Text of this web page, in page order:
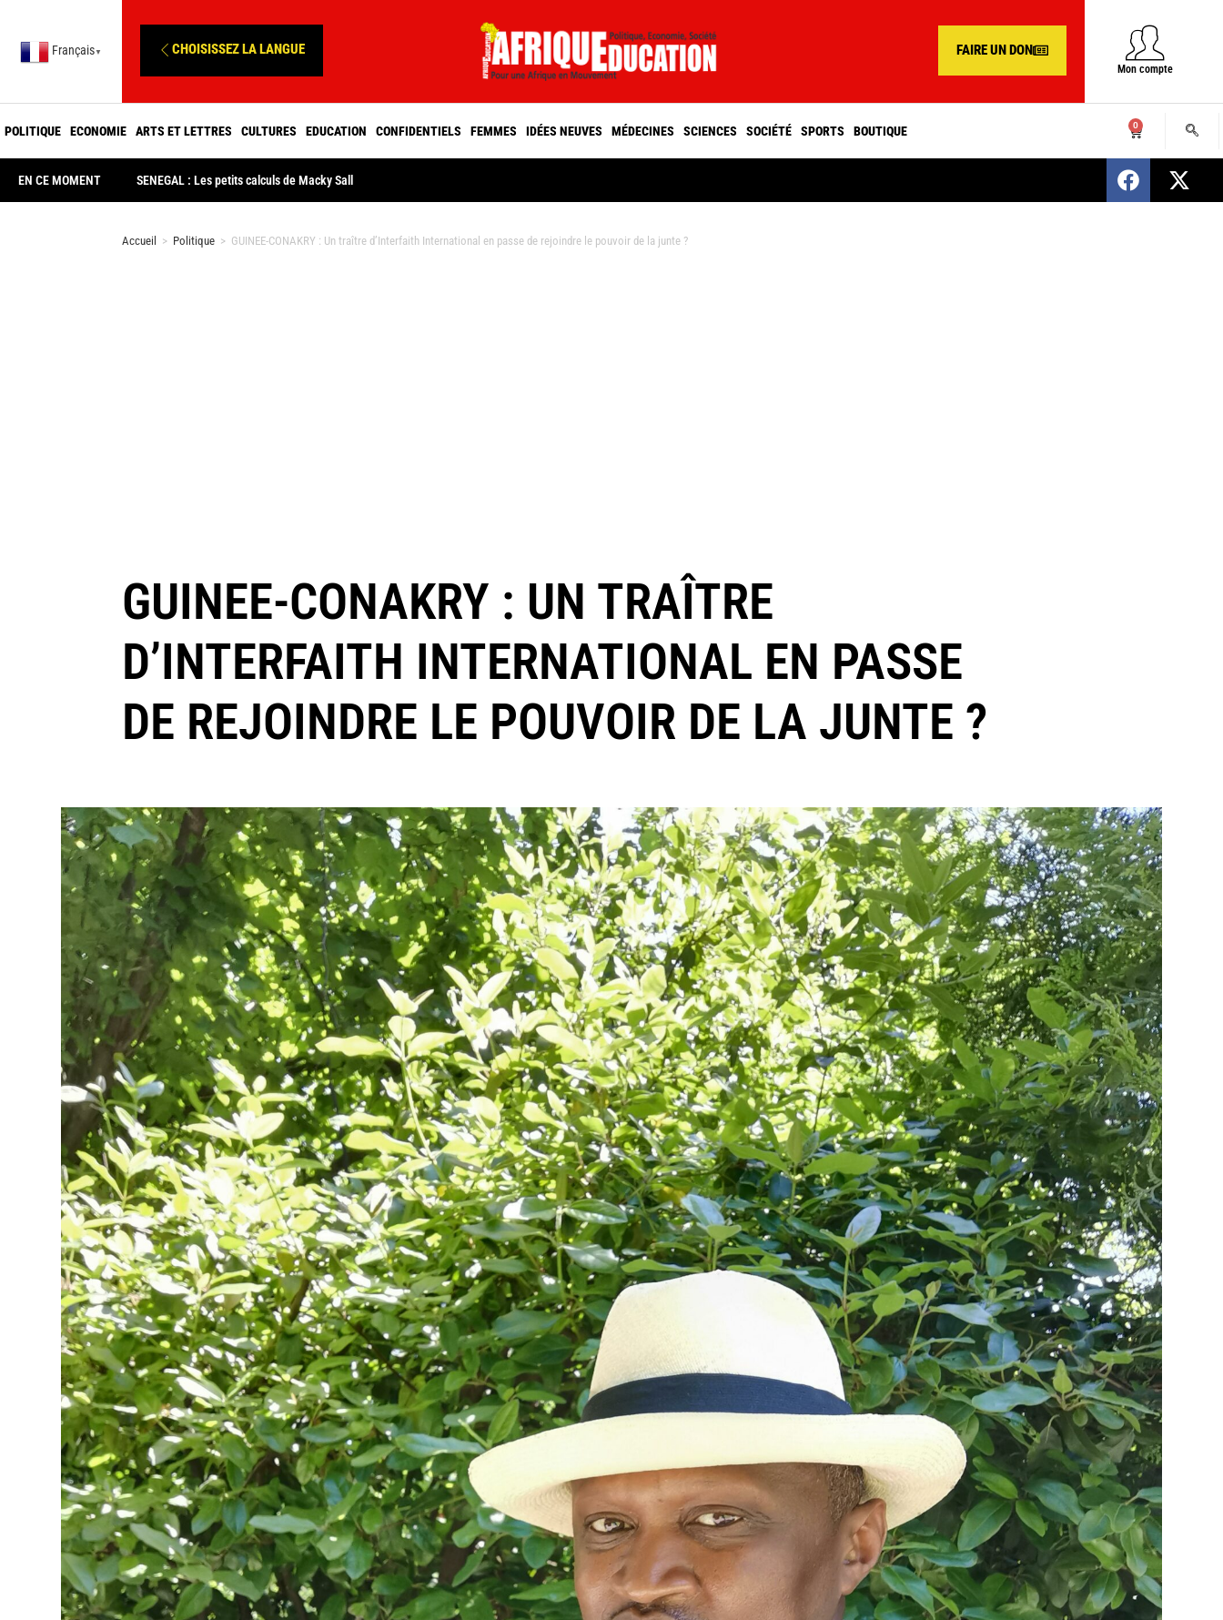
Français ▼ CHOISISSEZ LA LANGUE FAIRE UN DON
Mon compte
POLITIQUE ECONOMIE ARTS ET LETTRES CULTURES EDUCATION CONFIDENTIELS FEMMES IDÉES NEUVES MÉDECINES SCIENCES SOCIÉTÉ SPORTS BOUTIQUE 0
EN CE MOMENT SENEGAL : Les petits calculs de Macky Sall SENEGAL : Nomination d’un nouveau
Accueil > Politique > GUINEE-CONAKRY : Un traître d’Interfaith International en passe de rejoindre le pouvoir de la junte ?
GUINEE-CONAKRY : UN TRAÎTRE
D’INTERFAITH INTERNATIONAL EN PASSE
DE REJOINDRE LE POUVOIR DE LA JUNTE ?